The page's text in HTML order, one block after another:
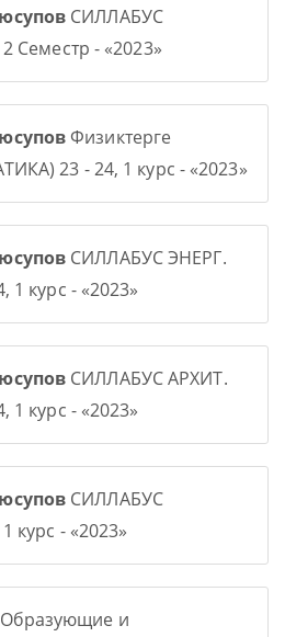
СИЛЛАБУС
Семестр - «2023»
Физиктерге
23 - 24, 1 курс - «2023»
СИЛЛАБУС ЭНЕРГ.
курс - «2023»
СИЛЛАБУС АРХИТ.
курс - «2023»
СИЛЛАБУС
курс - «2023»
Образующие и